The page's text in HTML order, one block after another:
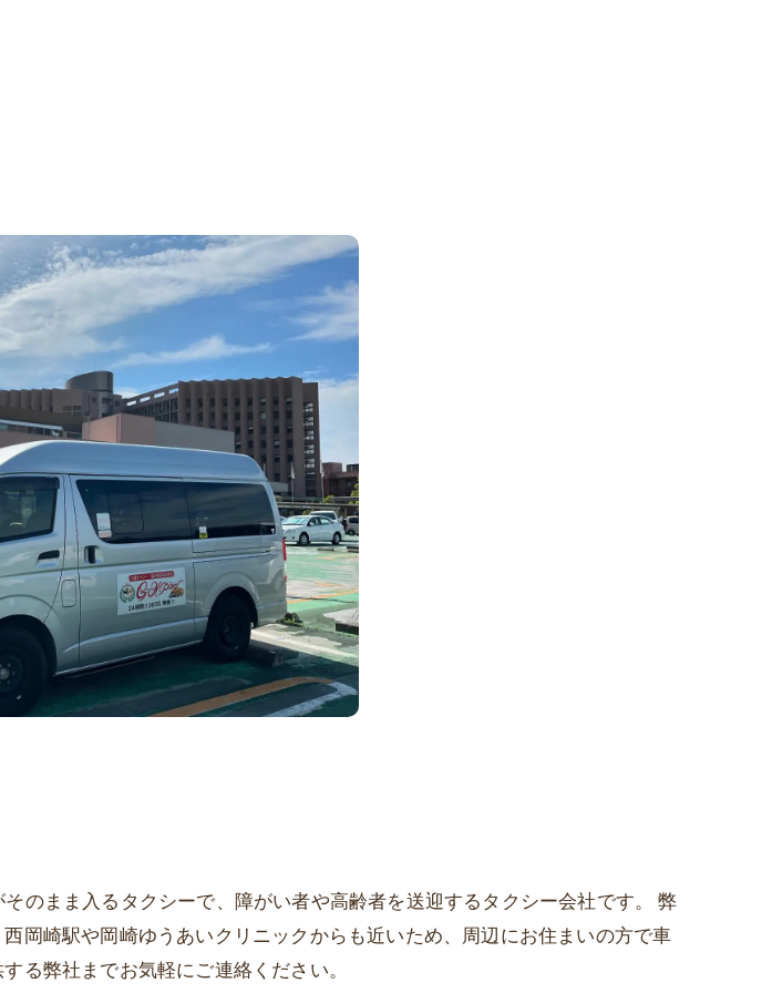
のまま入るタクシーで、障がい者や高齢者を送迎するタクシー会社です。 弊
岡崎駅や岡崎ゆうあいクリニックからも近いため、周辺にお住まいの方で車
る弊社までお気軽にご連絡ください。